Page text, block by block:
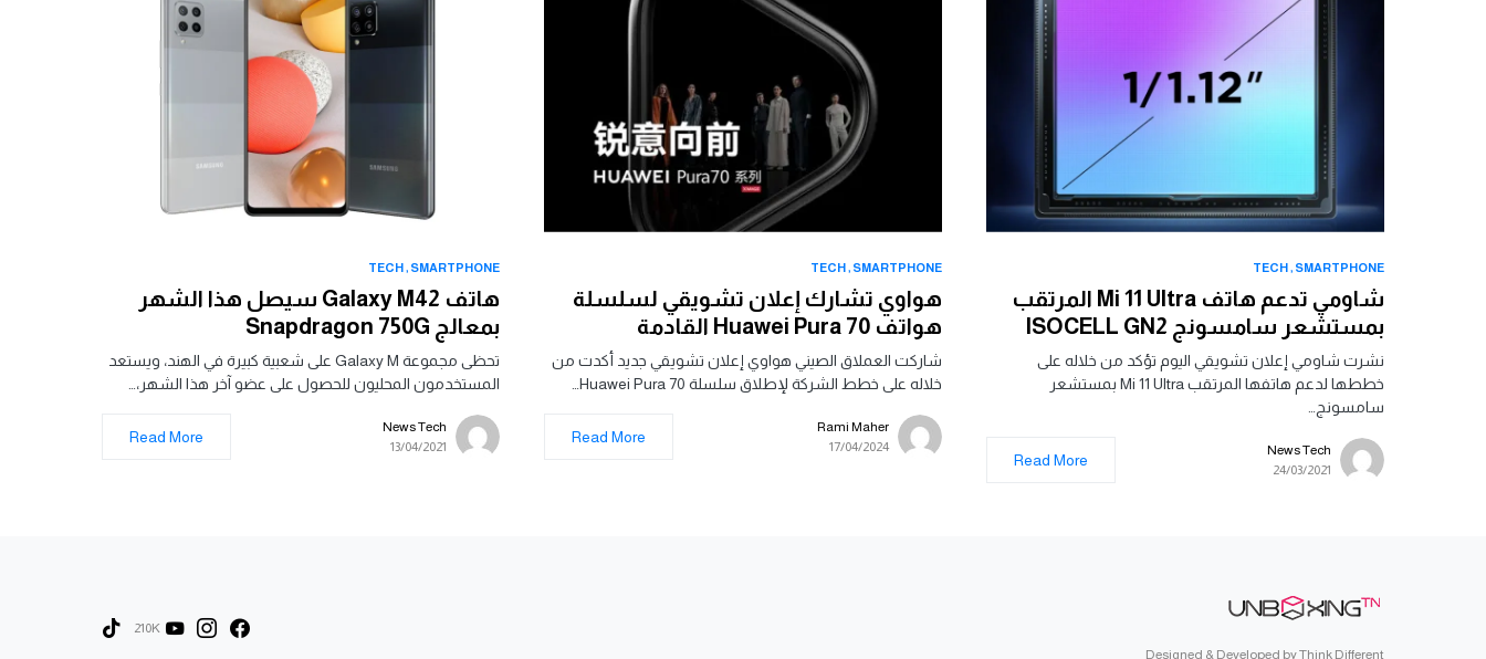
SMARTPHONE
TECH
شاومي تدعم هاتف Mi 11 Ultra المرتقب
بمستشعر سامسونج ISOCELL GN2
نشرت شاومي إعلان تشويقي اليوم تؤكد من خلاله على
خططها لدعم هاتفها المرتقب Mi 11 Ultra بمستشعر
سامسونج…
News Tech
24/03/2021
Read More
SMARTPHONE
TECH
هواوي تشارك إعلان تشويقي لسلسلة
هواتف Huawei Pura 70 القادمة
شاركت العملاق الصيني هواوي إعلان تشويقي جديد أكدت من
خلاله على خطط الشركة لإطلاق سلسلة Huawei Pura 70…
Rami Maher
17/04/2024
Read More
SMARTPHONE
TECH
هاتف Galaxy M42 سيصل هذا الشهر
بمعالج Snapdragon 750G
تحظى مجموعة Galaxy M على شعبية كبيرة في الهند، ويستعد
المستخدمون المحليون للحصول على عضو آخر هذا الشهر،…
News Tech
13/04/2021
Read More
Designed & Developed byThink Different
210K